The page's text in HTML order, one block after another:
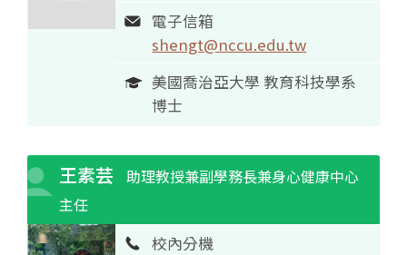
電子信箱
shengt@nccu.edu.tw
美國喬治亞大學 教育科技學系
博士
王素芸
助理教授兼副學務長兼身心健康中心
主任
校內分機